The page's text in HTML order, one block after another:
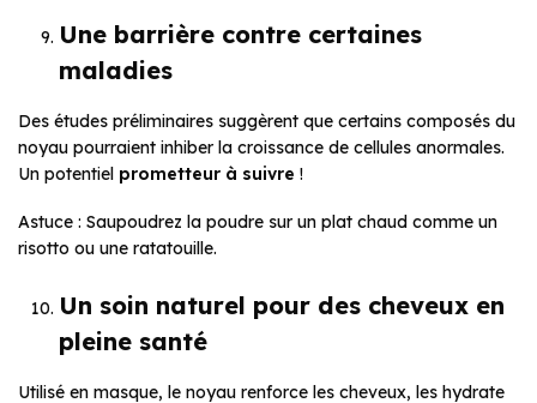
Une barrière contre certaines
maladies
Des études préliminaires suggèrent que certains composés du
noyau pourraient inhiber la croissance de cellules anormales.
Un potentiel prometteur à suivre !
Astuce : Saupoudrez la poudre sur un plat chaud comme un
risotto ou une ratatouille.
Un soin naturel pour des cheveux en
pleine santé
Utilisé en masque, le noyau renforce les cheveux, les hydrate